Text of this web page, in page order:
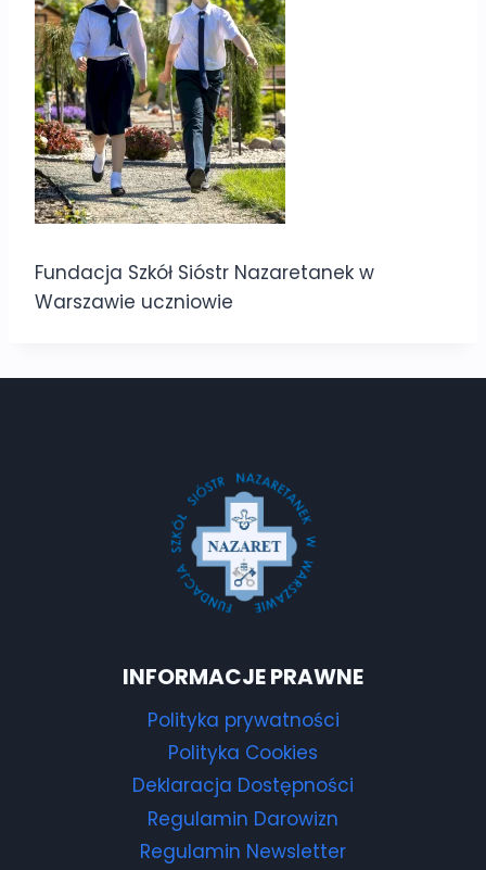
Fundacja Szkół Sióstr Nazaretanek w
Warszawie uczniowie
INFORMACJE PRAWNE
Polityka prywatności
Polityka Cookies
Deklaracja Dostępności
Regulamin Darowizn
Regulamin Newsletter